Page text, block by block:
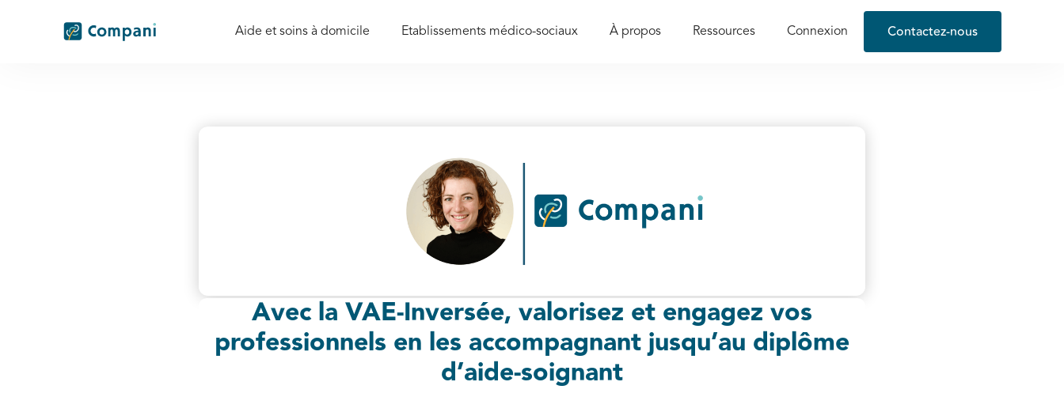
Aide et soins à domicile Etablissements médico-sociaux À propos Ressources Connexion Contactez-nous
Avec la VAE-Inversée, valorisez et engagez vos
professionnels en les accompagnant jusqu’au diplôme
d’aide-soignant